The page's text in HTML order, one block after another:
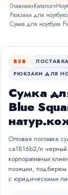
Главная»Каталог»
Рюкзаки для
Сумка для ноутбука
B2B
РЮКЗАКИ ДЛЯ
Сумка
Blue
Оптовая поставка
ca1816b2/n черный
корпоративных
позиции, подберем
с юридическими